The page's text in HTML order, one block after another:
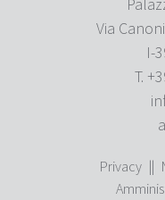
Via
I-
T.
Privacy ||